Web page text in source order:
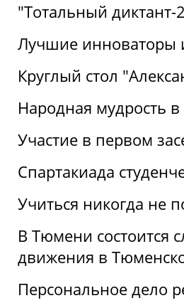
"Тотальный диктант-
Лучшие инноваторы
Круглый стол
Народная мудрость в
Участие в первом
Спартакиада
Учиться никогда не
В Тюмени состоится
движения в
Персональное дело